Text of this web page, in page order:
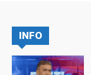
INFO